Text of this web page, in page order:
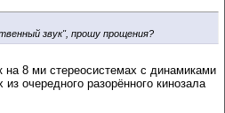
звук", прошу прощения?
на 8 ми стереосистемах с динамиками
очередного разорённого кинозала